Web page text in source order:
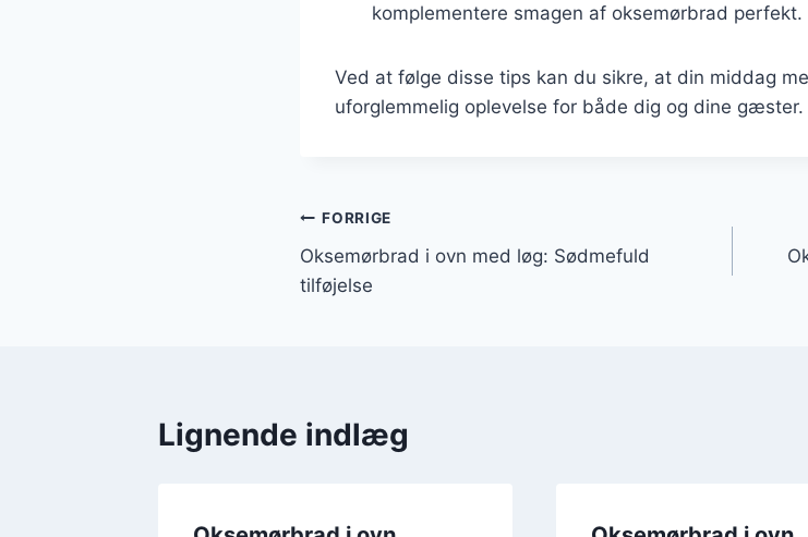
komplementere smagen af oksemørbrad perfekt.
Ved at følge disse tips kan du sikre, at din middag
uforglemmelig oplevelse for både dig og dine gæster.
Indlægsnavigation
FORRIGE
Oksemørbrad i ovn med løg: Sødmefuld
tilføjelse
Lignende indlæg